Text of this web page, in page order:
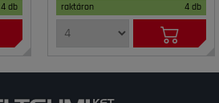
4 db raktáron 4 db